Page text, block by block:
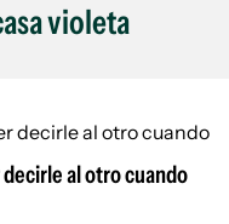
violeta
al otro cuando